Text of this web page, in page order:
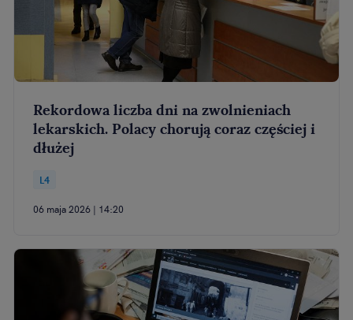
Rekordowa liczba dni na zwolnieniach
lekarskich. Polacy chorują coraz częściej i
dłużej
L4
06 maja 2026 | 14:20